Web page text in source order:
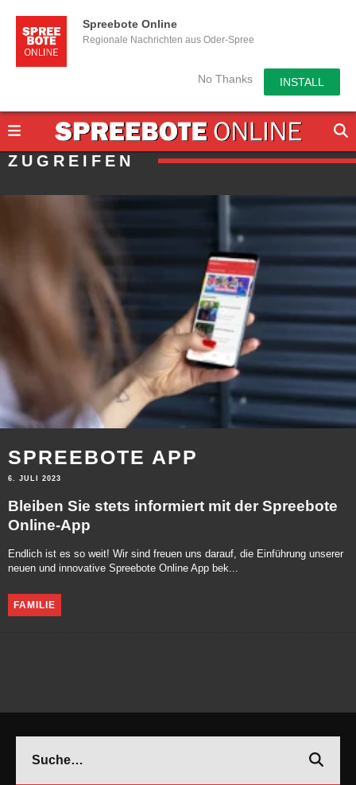
Spreebote Online
Regionale Nachrichten aus Oder-Spree
No Thanks INSTALL
ZUGREIFEN
SPREEBOTE APP
6. JULI 2023
Bleiben Sie stets informiert mit der Spreebote
Online-App
Endlich ist es so weit! Wir sind freuen uns darauf, die Einführung unserer
neuen und innovative Spreebote Online App bek...
FAMILIE